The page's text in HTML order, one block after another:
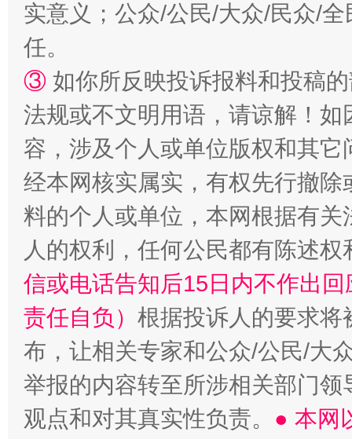
实意义；公众/公民/大众/民众/
任。
③ 如你所反映投诉报料和投稿
法规或不文明用语，请谅解！
容，涉及个人或单位版权和其它
经本网核实属实，有权先行撤
料的个人或单位，本网根据有
人的权利，任何公民都有陈述
信或电话告知后15日内不作出
责任自负） 根据投诉人的要求将
布，让相关专家和公众/公民/大
举报的内容转至所涉相关部门
观点和对其真实性负责。 ● 本网